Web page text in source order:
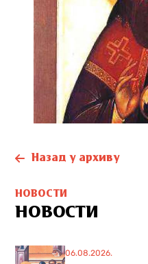
Назад у архиву
НОВОСТИ
НОВОСТИ
06.08.2026.